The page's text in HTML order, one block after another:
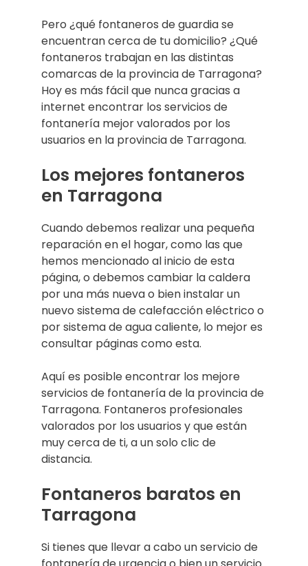
Pero ¿qué fontaneros de guardia se
encuentran cerca de tu domicilio? ¿Qué
fontaneros trabajan en las distintas
comarcas de la provincia de Tarragona?
Hoy es más fácil que nunca gracias a
internet encontrar los servicios de
fontanería mejor valorados por los
usuarios en la provincia de Tarragona.
Los mejores fontaneros
en Tarragona
Cuando debemos realizar una pequeña
reparación en el hogar, como las que
hemos mencionado al inicio de esta
página, o debemos cambiar la caldera
por una más nueva o bien instalar un
nuevo sistema de calefacción eléctrico o
por sistema de agua caliente, lo mejor es
consultar páginas como esta.
Aquí es posible encontrar los mejore
servicios de fontanería de la provincia de
Tarragona. Fontaneros profesionales
valorados por los usuarios y que están
muy cerca de ti, a un solo clic de
distancia.
Fontaneros baratos en
Tarragona
Si tienes que llevar a cabo un servicio de